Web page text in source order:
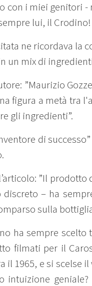
con i miei genitori
lui, il Crodino!
ne ricordava la
un mix di
”Maurizio
figura a metà tra
gli ingredienti”.
di
”Il
discreto – ha
sulla
ha sempre
filmati per il
il 1965, e si scelse
intuizione